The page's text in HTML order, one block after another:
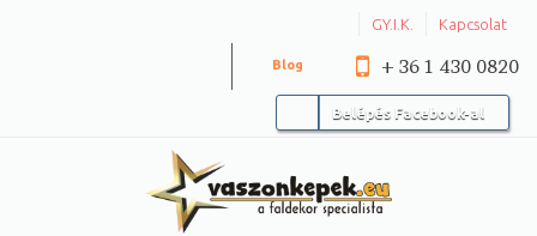
GY.I.K. Kapcsolat
+ 36 1 430 0820
Blog
Belépés Facebook-al